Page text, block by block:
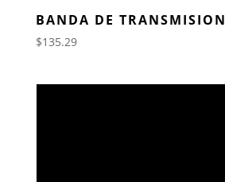
BANDA DE TRANSMISION
$135.29